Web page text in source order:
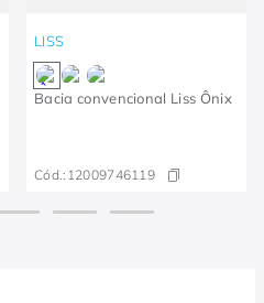
LISS
Bacia convencional Liss Ônix​
Cód.: 12009746119​